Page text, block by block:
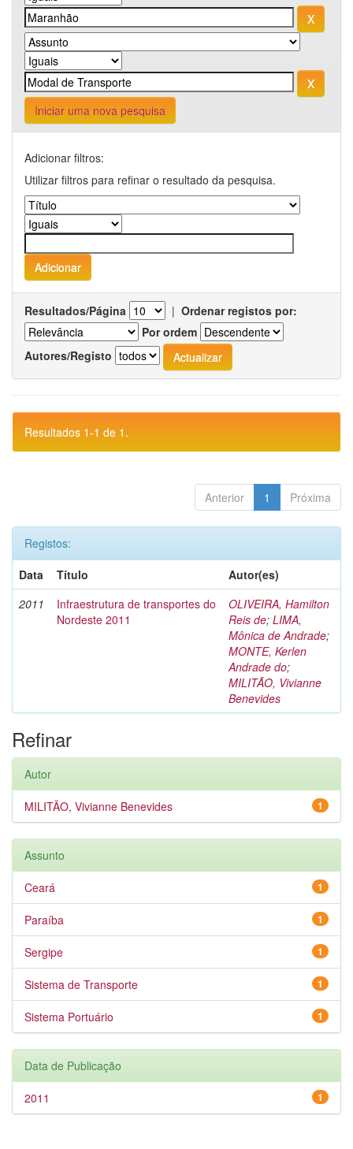
Iniciar uma nova pesquisa
Adicionar filtros:
Utilizar filtros para refinar o resultado da pesquisa.
Resultados/Página | Ordenar registos por:
Por ordem
Autores/Registo
Resultados 1-1 de 1.
Anterior 1 Próxima
Registos:
Data
Título
Autor(es)
2011
Infraestrutura de transportes do
Nordeste 2011
OLIVEIRA, Hamilton
Reis de; LIMA,
Mônica de Andrade;
MONTE, Kerlen
Andrade do;
MILITÃO, Vivianne
Benevides
Refinar
Autor
1
MILITÃO, Vivianne Benevides
Assunto
1
Ceará
1
Paraíba
1
Sergipe
1
Sistema de Transporte
1
Sistema Portuário
Data de Publicação
1
2011